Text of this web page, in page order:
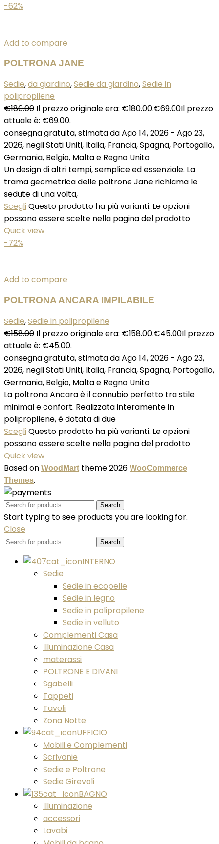
-62%
Add to compare
POLTRONA JANE
Sedie,da giardino,Sedie da giardino,Sedie in
polipropilene
€180.00 Il prezzo originale era: €180.00.€69.00Il prezzo
attuale è: €69.00.
consegna gratuita, stimata da Ago 14, 2026 - Ago 23,
2026, negli Stati Uniti, Italia, Francia, Spagna, Portogallo,
Germania, Belgio, Malta e Regno Unito
Un design di altri tempi, semplice ed essenziale. La
trama geometrica delle poltrone Jane richiama le
sedute di una volta,
Scegli Questo prodotto ha più varianti. Le opzioni
possono essere scelte nella pagina del prodotto
Quick view
-72%
Add to compare
POLTRONA ANCARA IMPILABILE
Sedie,Sedie in polipropilene
€158.00 Il prezzo originale era: €158.00.€45.00Il prezzo
attuale è: €45.00.
consegna gratuita, stimata da Ago 14, 2026 - Ago 23,
2026, negli Stati Uniti, Italia, Francia, Spagna, Portogallo,
Germania, Belgio, Malta e Regno Unito
La poltrona Ancara è il connubio perfetto tra stile
minimal e confort. Realizzata interamente in
polipropilene, è dotata di due
Scegli Questo prodotto ha più varianti. Le opzioni
possono essere scelte nella pagina del prodotto
Quick view
Based on WoodMart theme2026 WooCommerce
Themes.
Search
Start typing to see products you are looking for.
Close
Search
INTERNO
Sedie
Sedie in ecopelle
Sedie in legno
Sedie in polipropilene
Sedie in velluto
Complementi Casa
Illuminazione Casa
materassi
POLTRONE E DIVANI
Sgabelli
Tappeti
Tavoli
Zona Notte
UFFICIO
Mobili e Complementi
Scrivanie
Sedie e Poltrone
Sedie Girevoli
BAGNO
Illuminazione
accessori
Lavabi